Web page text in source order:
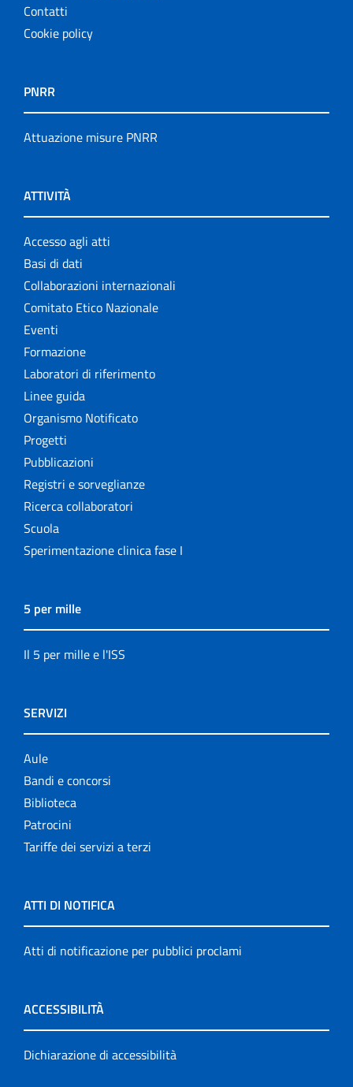
Contatti
Cookie policy
PNRR
Attuazione misure PNRR
ATTIVITÀ
Accesso agli atti
Basi di dati
Collaborazioni internazionali
Comitato Etico Nazionale
Eventi
Formazione
Laboratori di riferimento
Linee guida
Organismo Notificato
Progetti
Pubblicazioni
Registri e sorveglianze
Ricerca collaboratori
Scuola
Sperimentazione clinica fase I
5 per mille
Il 5 per mille e l'ISS
SERVIZI
Aule
Bandi e concorsi
Biblioteca
Patrocini
Tariffe dei servizi a terzi
ATTI DI NOTIFICA
Atti di notificazione per pubblici proclami
ACCESSIBILITÀ
Dichiarazione di accessibilità